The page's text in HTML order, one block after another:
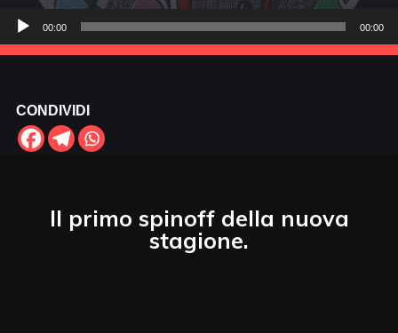
Audio
Player
00:00 00:00
CONDIVIDI
Il primo spinoff della nuova
stagione.